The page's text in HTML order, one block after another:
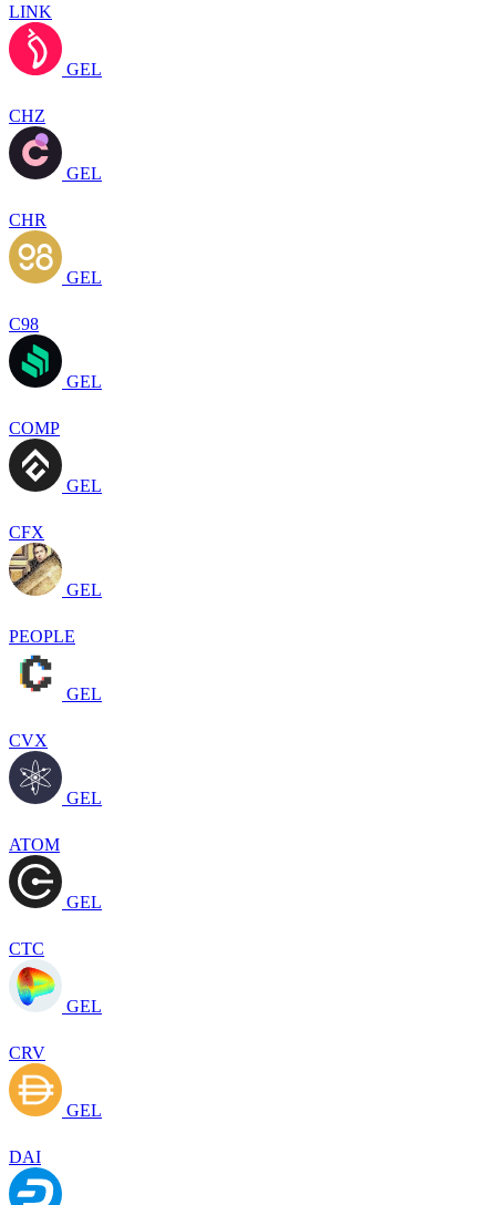
LINK
GEL
CHZ
GEL
CHR
GEL
C98
GEL
COMP
GEL
CFX
GEL
PEOPLE
GEL
CVX
GEL
ATOM
GEL
CTC
GEL
CRV
GEL
DAI